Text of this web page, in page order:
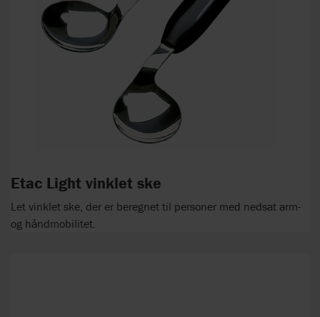
Etac Light vinklet ske
Let vinklet ske, der er beregnet til personer med nedsat arm-
og håndmobilitet.